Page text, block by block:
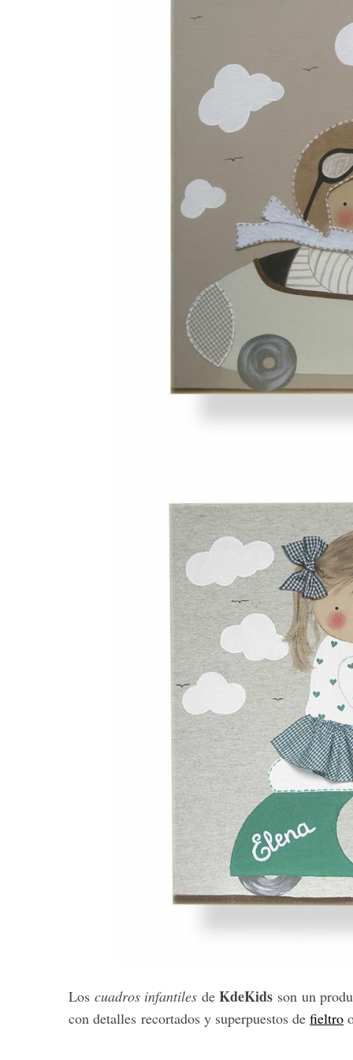
Los cuadros infantiles deKdeKids son un
con detalles recortados y superpuestos de fieltro